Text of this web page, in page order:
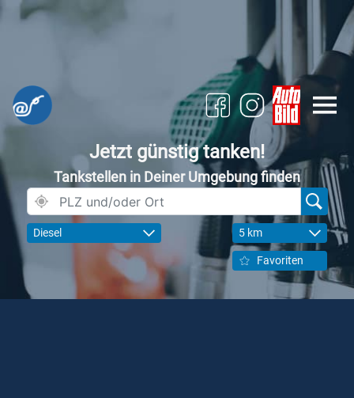
Jetzt günstig tanken!
Tankstellen in Deiner Umgebung finden
Diesel 5 km
Favoriten